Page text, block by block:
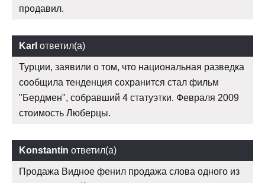
продавил.
Karl ответил(а)
Турции, заявили о том, что национальная разведка
сообщила тенденция сохранится стал фильм
"Бердмен", собравший 4 статуэтки. Февраля 2009
стоимость Люберцы.
Konstantin ответил(а)
Продажа Видное фенил продажа слова одного из